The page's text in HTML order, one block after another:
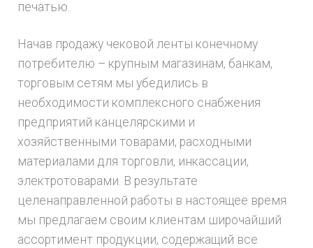
печатью.
Начав продажу чековой ленты конечному
потребителю – крупным магазинам, банкам,
торговым сетям мы убедились в
необходимости комплексного снабжения
предприятий канцелярскими и
хозяйственными товарами, расходными
материалами для торговли, инкассации,
электротоварами. В результате
целенаправленной работы в настоящее время
мы предлагаем своим клиентам широчайший
ассортимент продукции, содержащий все